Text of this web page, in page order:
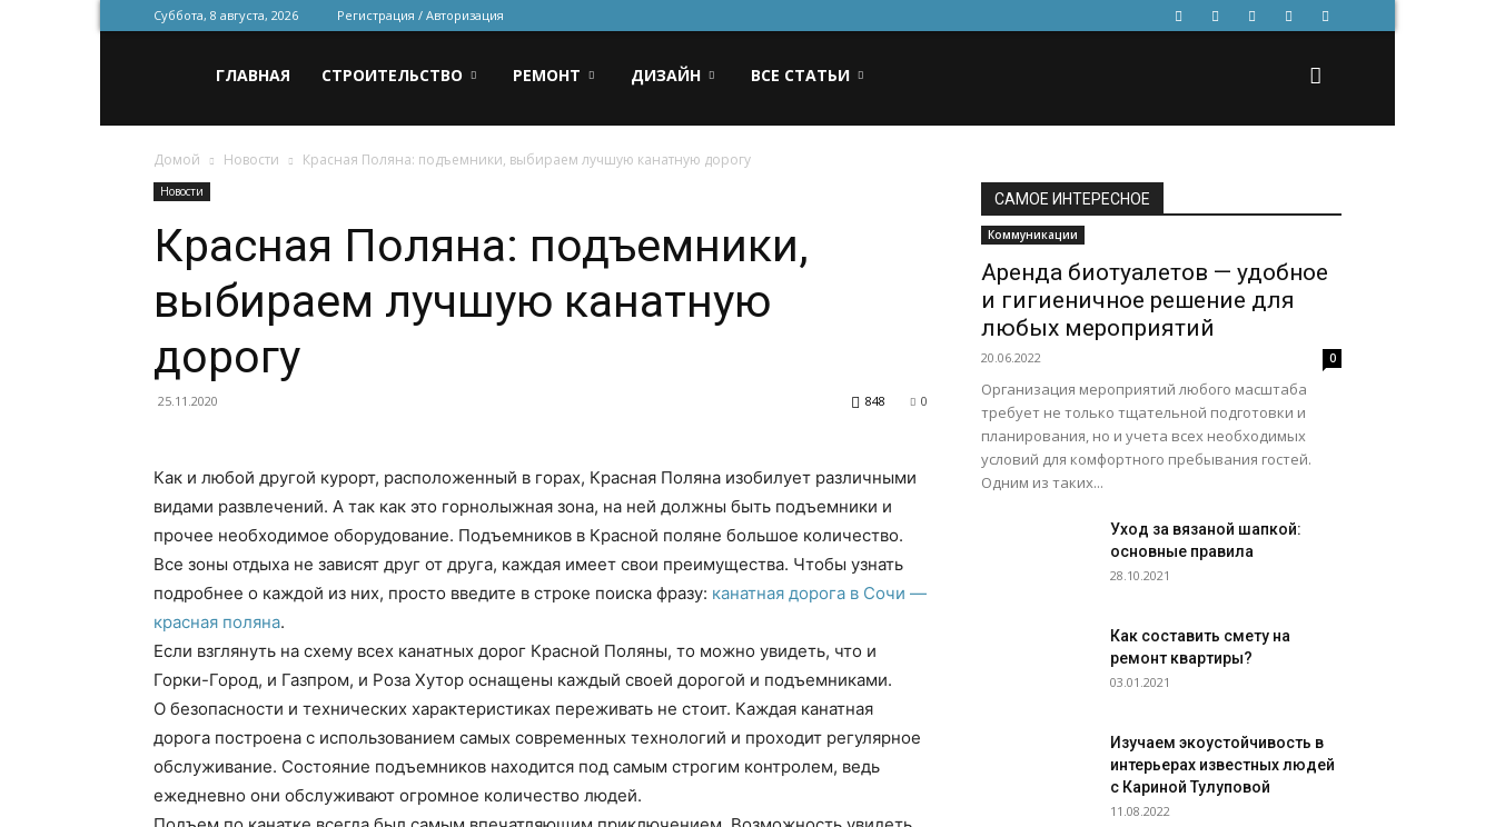
Суббота, 8 августа, 2026 Регистрация / Авторизация
для
строительства
ГЛАВНАЯ СТРОИТЕЛЬСТВО РЕМОНТ ДИЗАЙН ВСЕ СТАТЬИ
Домой Новости Красная Поляна: подъемники, выбираем лучшую канатную дорогу
Новости
Красная Поляна: подъемники,
выбираем лучшую канатную
дорогу
25.11.2020 0
848
Как и любой другой курорт, расположенный в горах, Красная Поляна изобилует различными
видами развлечений. А так как это горнолыжная зона, на ней должны быть подъемники и
прочее необходимое оборудование. Подъемников в Красной поляне большое количество.
Все зоны отдыха не зависят друг от друга, каждая имеет свои преимущества. Чтобы узнать
подробнее о каждой из них, просто введите в строке поиска фразу: канатная дорога в Сочи —
красная поляна.
Если взглянуть на схему всех канатных дорог Красной Поляны, то можно увидеть, что и
Горки-Город, и Газпром, и Роза Хутор оснащены каждый своей дорогой и подъемниками.
О безопасности и технических характеристиках переживать не стоит. Каждая канатная
дорога построена с использованием самых современных технологий и проходит регулярное
обслуживание. Состояние подъемников находится под самым строгим контролем, ведь
ежедневно они обслуживают огромное количество людей.
САМОЕ ИНТЕРЕСНОЕ
Коммуникации
Аренда биотуалетов — удобное
и гигиеничное решение для
любых мероприятий
20.06.2022 0
Организация мероприятий любого масштаба
требует не только тщательной подготовки и
планирования, но и учета всех необходимых
условий для комфортного пребывания гостей.
Одним из таких...
Уход за вязаной шапкой:
основные правила
28.10.2021
Как составить смету на
ремонт квартиры?
03.01.2021
Изучаем экоустойчивость в
интерьерах известных людей
с Кариной Тулуповой
11.08.2022